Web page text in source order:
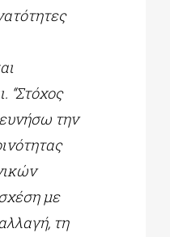
“Στόχος
την
με
τη